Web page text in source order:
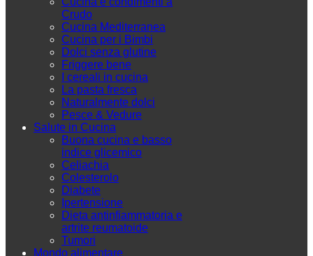
Crudo
Cucina Mediterranea
Cucina per i Bimbi
Dolci senza glutine
Friggere bene
I cereali in cucina
La pasta fresca
Naturalmente dolci
Pesce & Vedure
Salute in Cucina
Buona cucina e basso
indice glicemico
Celiachia
Colesterolo
Diabete
Ipertensione
Dieta antinfiammatoria e
artrite reumatoide
Tumori
Mondo alimentare